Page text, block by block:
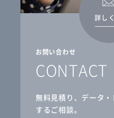
お問い合わせ
CONTACT
無料見積り、データ
するご相談。
詳しく